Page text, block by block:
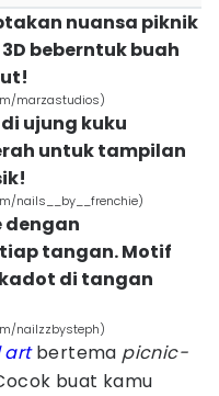
nuansa piknik
beberntuk buah
marzastudios)
ujung kuku
untuk tampilan
nails__by__frenchie)
dengan
tangan. Motif
di tangan
nailzzbysteph)
artbertema picnic-
buat kamu